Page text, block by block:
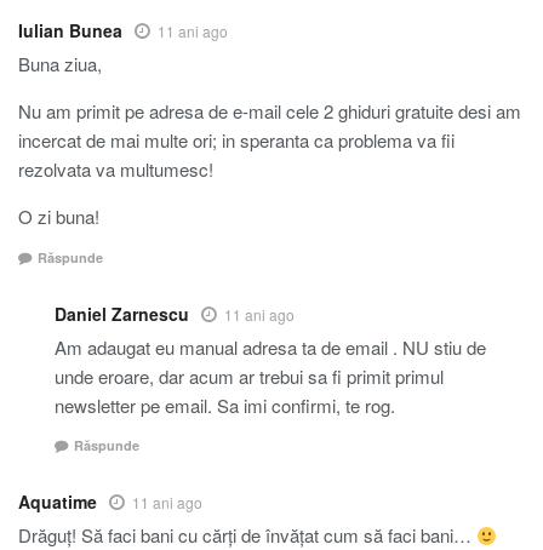
Iulian Bunea 11 ani ago
Buna ziua,
Nu am primit pe adresa de e-mail cele 2 ghiduri gratuite desi am
incercat de mai multe ori; in speranta ca problema va fii
rezolvata va multumesc!
O zi buna!
Răspunde
Daniel Zarnescu 11 ani ago
Am adaugat eu manual adresa ta de email . NU stiu de
unde eroare, dar acum ar trebui sa fi primit primul
newsletter pe email. Sa imi confirmi, te rog.
Răspunde
Aquatime 11 ani ago
Drăguț! Să faci bani cu cărți de învățat cum să faci bani…